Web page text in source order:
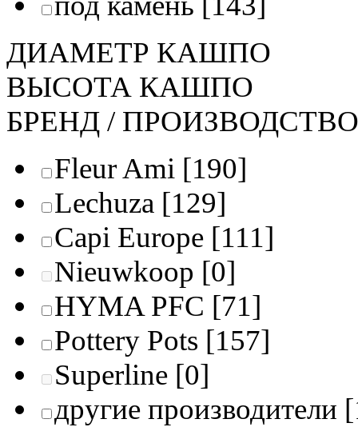
ДИАМЕТР КАШПО
ВЫСОТА КАШПО
БРЕНД / ПРОИЗВОДСТВО
Fleur Ami [190]
Lechuza [129]
Capi Europe [111]
Nieuwkoop [0]
HYMA PFC [71]
Pottery Pots [157]
Superline [0]
другие производители